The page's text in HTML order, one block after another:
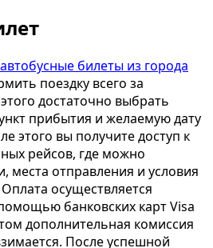
автобусные билеты из города
поездку всего за
достаточно выбрать
прибытия и желаемую дату
этого вы получите доступ к
рейсов, где можно
места отправления и условия
осуществляется
банковских карт Visa
дополнительная комиссия
После успешной